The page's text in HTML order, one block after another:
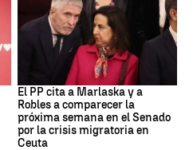
Crisis Migratoria
El PP cita a Marlaska y a
Robles a comparecer la
próxima semana en el Senado
por la crisis migratoria en
Ceuta